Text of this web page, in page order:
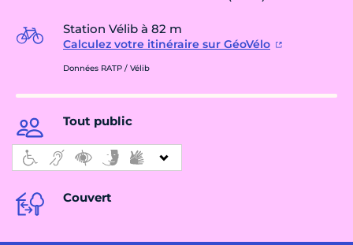
Station Vélib à 82 m
Calculez votre itinéraire sur GéoVélo
Données RATP / Vélib
Tout public
Couvert